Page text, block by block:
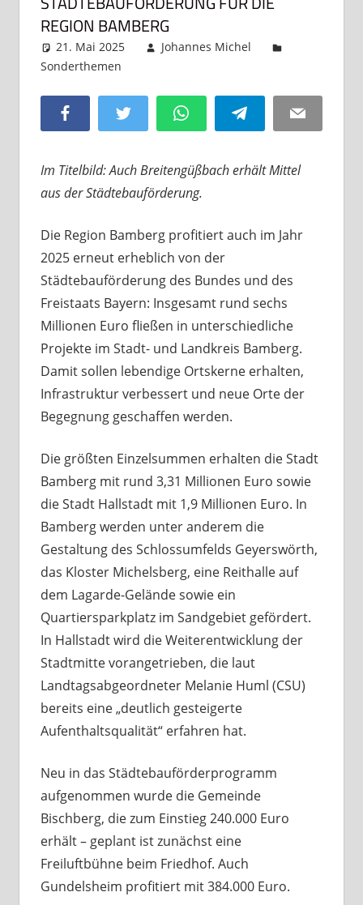
REGION BAMBERG
21. Mai 2025
Johannes Michel
Sonderthemen
Facebook Twitter WhatsAppTelegram Email
Im Titelbild: Auch Breitengüßbach erhält Mittel
aus der Städtebauförderung.
Die Region Bamberg profitiert auch im Jahr
2025 erneut erheblich von der
Städtebauförderung des Bundes und des
Freistaats Bayern: Insgesamt rund sechs
Millionen Euro fließen in unterschiedliche
Projekte im Stadt- und Landkreis Bamberg.
Damit sollen lebendige Ortskerne erhalten,
Infrastruktur verbessert und neue Orte der
Begegnung geschaffen werden.
Die größten Einzelsummen erhalten die Stadt
Bamberg mit rund 3,31 Millionen Euro sowie
die Stadt Hallstadt mit 1,9 Millionen Euro. In
Bamberg werden unter anderem die
Gestaltung des Schlossumfelds Geyerswörth,
das Kloster Michelsberg, eine Reithalle auf
dem Lagarde-Gelände sowie ein
Quartiersparkplatz im Sandgebiet gefördert.
In Hallstadt wird die Weiterentwicklung der
Stadtmitte vorangetrieben, die laut
Landtagsabgeordneter Melanie Huml (CSU)
bereits eine „deutlich gesteigerte
Aufenthaltsqualität“ erfahren hat.
Neu in das Städtebauförderprogramm
aufgenommen wurde die Gemeinde
Bischberg, die zum Einstieg 240.000 Euro
erhält – geplant ist zunächst eine
Freiluftbühne beim Friedhof. Auch
Gundelsheim profitiert mit 384.000 Euro.